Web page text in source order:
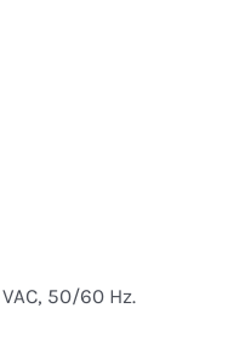
50/60 Hz.